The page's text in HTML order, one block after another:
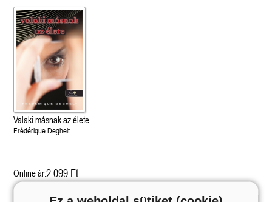
Valaki másnak az élete
Frédérique Deghelt
Online ár:2 099 Ft